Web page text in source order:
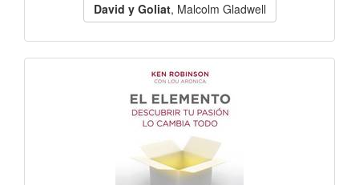
David y Goliat, Malcolm Gladwell